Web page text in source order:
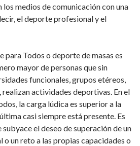
los medios de comunicación con una
el deporte profesional y el
para Todos o deporte de masas es
mayor de personas que sin
funcionales, grupos etéreos,
actividades deportivas. En el
la carga lúdica es superior a la
casi siempre está presente. Es
el deseo de superación de un
o un reto a las propias capacidades o